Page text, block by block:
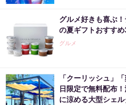
グルメ好きも喜ぶ
の夏ギフトおすすめ
グルメ
「クーリッシュ」
日限定で無料配布
に涼める大型シェル